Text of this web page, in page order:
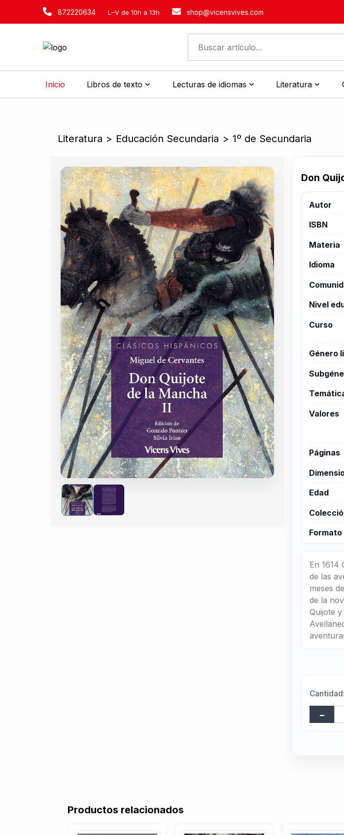
872220634 L–V de 10h a 13h shop@vicensvives.com
Inicio Libros de texto Lecturas de idiomas Literatura
Literatura > Educación Secundaria > 1º de Secundaria
Don
Autor
ISBN
Materia
Idioma
Nivel
Curso
Género
Valores
Páginas
Edad
Formato
En 1614
de las
meses
de la
Quijote
Cantidad:
Productos relacionados